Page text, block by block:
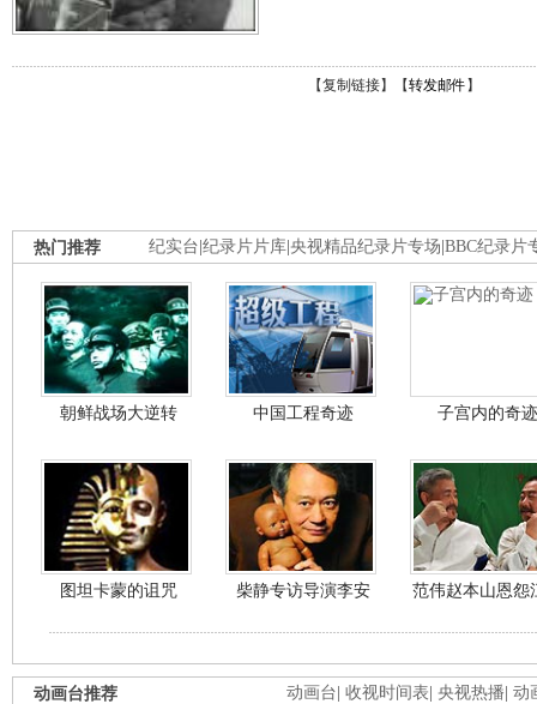
【复制链接】【转发邮件 】
纪实台 纪录片片库 央视精品纪录片专场 BBC纪录片
热门推荐
朝鲜战场大逆转 中国工程奇迹 子宫内的奇迹
图坦卡蒙的诅咒 柴静专访导演李安 范伟赵本山恩怨
动画台 收视时间表 央视热播 动
动画台推荐